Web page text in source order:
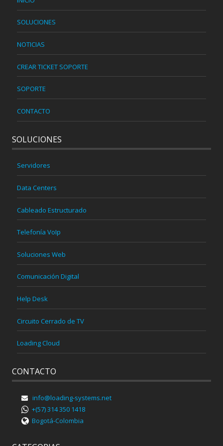
SOLUCIONES
NOTICIAS
CREAR TICKET SOPORTE
SOPORTE
CONTACTO
SOLUCIONES
Servidores
Data Centers
Cableado Estructurado
Telefonía VoIp
Soluciones Web
Comunicación Digital
Help Desk
Circuito Cerrado de TV
Loading Cloud
CONTACTO
info@loading-systems.net
+(57) 314 350 1418
Bogotá-Colombia